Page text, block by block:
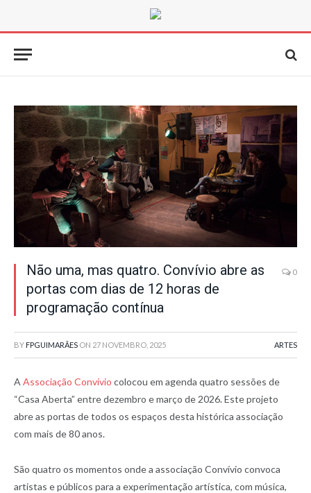
Não uma, mas quatro. Convívio abre as
portas com dias de 12 horas de
programação contínua
0
BY FPGUIMARÃES ON 27 NOVEMBRO, 2025 ARTES
A Associação Convívio colocou em agenda quatro sessões de
“Casa Aberta” entre dezembro e março de 2026. Este projeto
abre as portas de todos os espaços desta histórica associação
com mais de 80 anos.
São quatro os momentos onde a associação Convívio convoca
artistas e públicos para a experimentação artística, com música,